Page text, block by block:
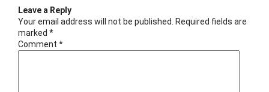
Leave a Reply
Your email address will not be published.
Required fields are
marked *
Comment *